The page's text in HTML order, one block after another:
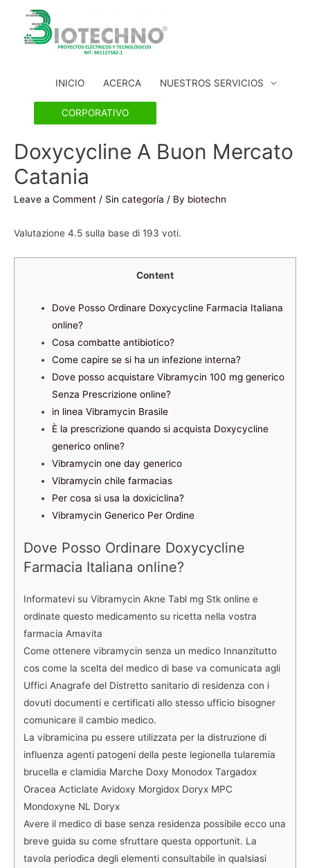
INICIO ACERCA NUESTROS SERVICIOS
CORPORATIVO
Doxycycline A Buon Mercato
Catania
Leave a Comment / Sin categoría / By biotechn
Valutazione 4.5 sulla base di 193 voti.
Content
Dove Posso Ordinare Doxycycline Farmacia Italiana
online?
Cosa combatte antibiotico?
Come capire se si ha un infezione interna?
Dove posso acquistare Vibramycin 100 mg generico
Senza Prescrizione online?
in linea Vibramycin Brasile
È la prescrizione quando si acquista Doxycycline
generico online?
Vibramycin one day generico
Vibramycin chile farmacias
Per cosa si usa la doxiciclina?
Vibramycin Generico Per Ordine
Dove Posso Ordinare Doxycycline
Farmacia Italiana online?
Informatevi su Vibramycin Akne Tabl mg Stk online e
ordinate questo medicamento su ricetta nella vostra
farmacia Amavita
Come ottenere vibramycin senza un medico Innanzitutto
cos come la scelta del medico di base va comunicata agli
Uffici Anagrafe del Distretto sanitario di residenza con i
dovuti documenti e certificati allo stesso ufficio bisogner
comunicare il cambio medico.
La vibramicina pu essere utilizzata per la distruzione di
influenza agenti patogeni della peste legionella tularemia
brucella e clamidia Marche Doxy Monodox Targadox
Oracea Acticlate Avidoxy Morgidox Doryx MPC
Mondoxyne NL Doryx
Avere il medico di base senza residenza possibile ecco una
breve guida su come sfruttare questa opportunit. La
tavola periodica degli elementi consultabile in qualsiasi